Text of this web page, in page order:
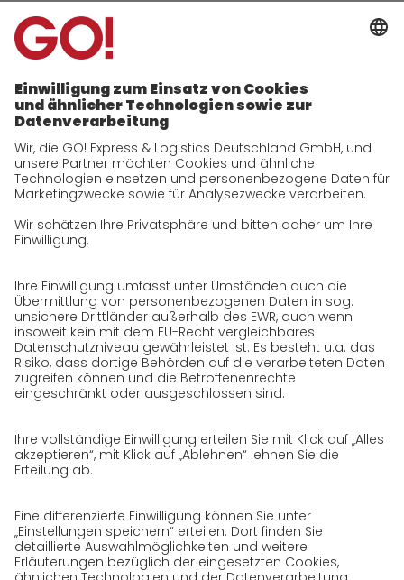
Kontakt
Unternehmen
zukunftssichere Arbeitskultur bei GO!
Daten & Fakten
Historie
CSR
Qualität
Zertifizierungen
Referenzen
Auszeichnungen
Karriere
GO! als Arbeitgeber
Arbeitsbereiche
Jobs & Karriere
Initiativbewerbung bei GO!
Datenschutz
Datenschutzerklärung für Website
Datenschutzerklärung für GeschäftspartnerInnen
SendungsempfängerInnen
Datenschutzerklärung BewerberInnen
Datenschutzerklärung Webportal
Datenschutzerklärung Social Media